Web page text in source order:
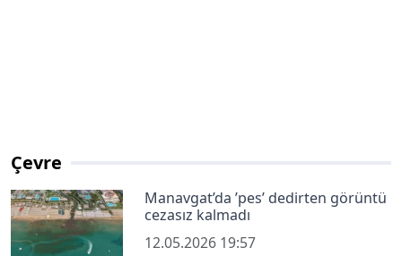
Çevre
Manavgat’da ’pes’ dedirten görüntü
cezasız kalmadı
12.05.2026 19:57